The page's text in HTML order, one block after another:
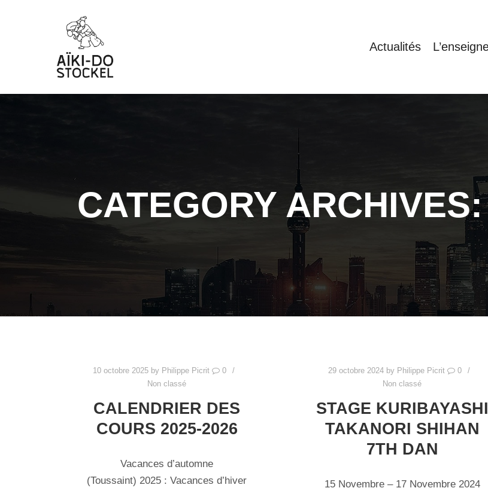
Actualités
CATEGORY
10 octobre 2025 by Philippe Picrit
0
Non classé
CALENDRIER DES
COURS 2025-2026
Vacances d’automne
(Toussaint) 2025 : Vacances d’hiver
29 octobre 2024 by Philippe Picrit
0
Non classé
STAGE KURIBAYASHI
TAKANORI SHIHAN
7TH DAN
15 Novembre – 17 Novembre 2024